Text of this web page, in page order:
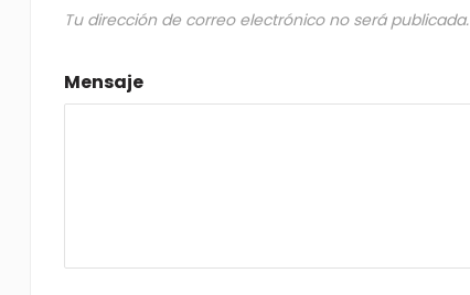
Tu dirección de correo electrónico no será publicada.
Mensaje